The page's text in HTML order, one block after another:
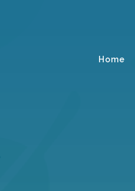
Home